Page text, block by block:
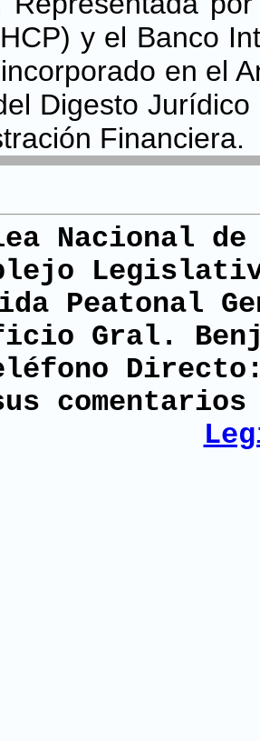
y el Banco
en el
Digesto
Financiera.
Nacional
Peatonal
Gral.